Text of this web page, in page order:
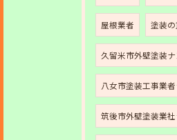
屋根業者 塗装
久留米市外壁塗装ナ
八女市塗装工事業者
筑後市外壁塗装業社